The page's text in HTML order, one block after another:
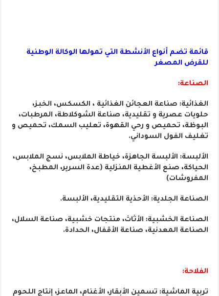
قائمة تضم أنواع الأنشطة التي تمولها الوكالة الوطنية
للقرض المصغر
الصناعة:
الغذائية: صناعة العجائن الغذائية ، الكسكس، الخبز،
حلويات عصرية و تقليدية، صناعة الشوكلاطة، المرطبات،
البوظة، تحميص و رحي القهوة، تعليب السمك، تحميص و
تغليف الفول السوداني.
الألبسة: الألبسة الجاهزة، خياطة الملابس، نسج الملابس،
الحياكة، صنع الأغطية المنزلية (عدة السرير، المطبخ،
المفروشات)
الصناعة الجلدية: الأحذية التقليدية، الألبسة.
الصناعة الخشبية: الأثاث، منتجات خشبية، صناعة السلال،
الصناعة المعدنية، صناعة الأقفال، الحدادة.
الفلاحة:
تربية الماشية: تسمين الأبقار، الأغنام، الماعز، إنتاج اللحوم